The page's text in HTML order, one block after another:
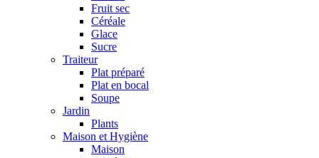
Fruit sec
Céréale
Glace
Sucre
Traiteur
Plat préparé
Plat en bocal
Soupe
Jardin
Plants
Maison et Hygiène
Maison